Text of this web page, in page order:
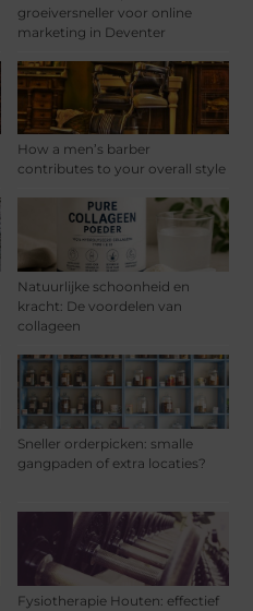
groeiversneller voor online
marketing in Deventer
How a men’s barber
contributes to your overall style
Natuurlijke schoonheid en
kracht: De voordelen van
collageen
Sneller orderpicken: smalle
gangpaden of extra locaties?
Fysiotherapie Houten: effectief